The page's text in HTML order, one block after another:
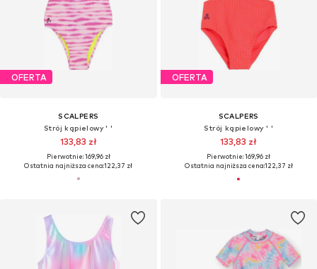
OFERTA
SCALPERS
Strój kąpielowy ' '
133,83 zł
Pierwotnie: 169,96 zł
Ostatnia najniższa cena:122,37 zł
OFERTA
SCALPERS
Strój kąpielowy ' '
133,83 zł
Pierwotnie: 169,96 zł
Ostatnia najniższa cena:122,37 zł